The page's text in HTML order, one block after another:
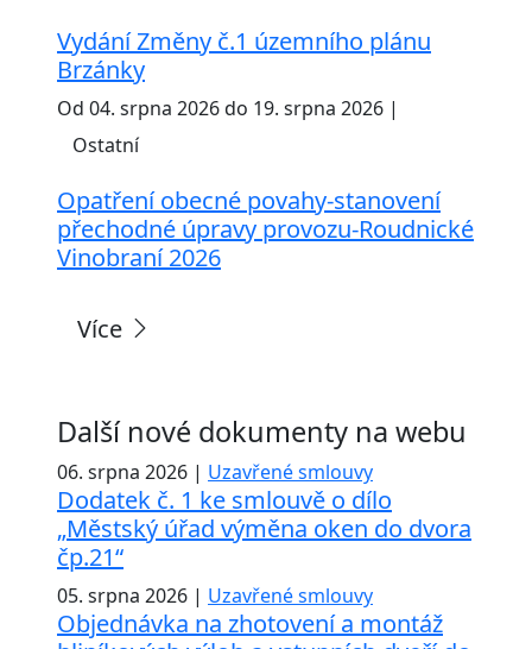
Vydání Změny č.1 územního plánu
Brzánky
Od 04. srpna 2026 do 19. srpna 2026 |
Ostatní
Opatření obecné povahy-stanovení
přechodné úpravy provozu-Roudnické
Vinobraní 2026
Více
Další nové dokumenty na webu
06. srpna 2026 | Uzavřené smlouvy
Dodatek č. 1 ke smlouvě o dílo
„Městský úřad výměna oken do dvora
čp.21“
05. srpna 2026 | Uzavřené smlouvy
Objednávka na zhotovení a montáž